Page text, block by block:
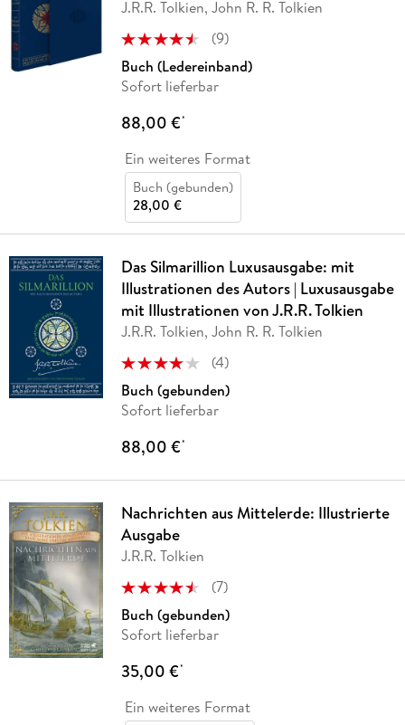
J.R.R. Tolkien, John R. R. Tolkien
(9)
Buch (Ledereinband)
Sofort lieferbar
88,00 €*
Ein weiteres Format
Buch (gebunden)
28,00 €
Das Silmarillion Luxusausgabe: mit
Illustrationen des Autors | Luxusausgabe
mit Illustrationen von J.R.R. Tolkien
J.R.R. Tolkien, John R. R. Tolkien
(4)
Buch (gebunden)
Sofort lieferbar
88,00 €*
Nachrichten aus Mittelerde: Illustrierte
Ausgabe
J.R.R. Tolkien
(7)
Buch (gebunden)
Sofort lieferbar
35,00 €*
Ein weiteres Format